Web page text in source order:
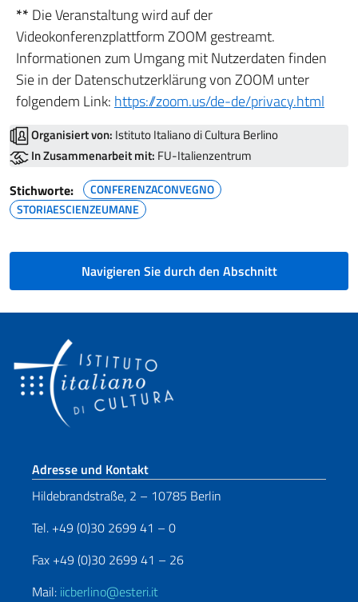
** Die Veranstaltung wird auf der
Videokonferenzplattform ZOOM gestreamt.
Informationen zum Umgang mit Nutzerdaten finden
Sie in der Datenschutzerklärung von ZOOM unter
folgendem Link: https://zoom.us/de-de/privacy.html
Organisiert von: Istituto Italiano di Cultura Berlino
In Zusammenarbeit mit: FU-Italienzentrum
Stichworte:
CONFERENZACONVEGNO
STORIAESCIENZEUMANE
Navigieren Sie durch den Abschnitt
Fußbereich
Adresse und Kontakt
Hildebrandstraße, 2 – 10785 Berlin
Tel. +49 (0)30 2699 41 – 0
Fax +49 (0)30 2699 41 – 26
Mail: iicberlino@esteri.it